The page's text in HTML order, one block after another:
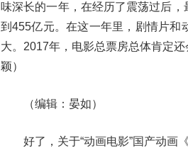
味深长的一年，在经历了震荡过后
到455亿元。在这一年里，剧情片和
大。2017年，电影总票房总体肯定
颖）
（编辑：晏如）
好了，关于“动画电影”国产动画